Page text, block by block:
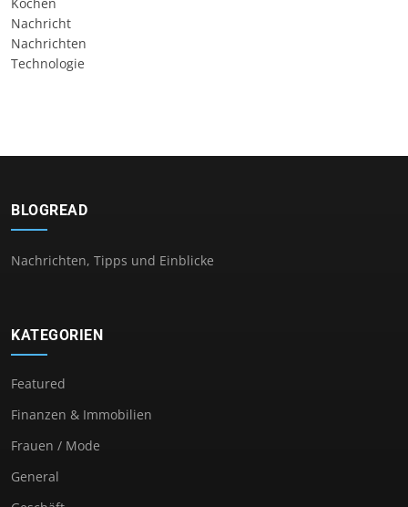
Kochen
Nachricht
Nachrichten
Technologie
BLOGREAD
Nachrichten, Tipps und Einblicke
KATEGORIEN
Featured
Finanzen & Immobilien
Frauen / Mode
General